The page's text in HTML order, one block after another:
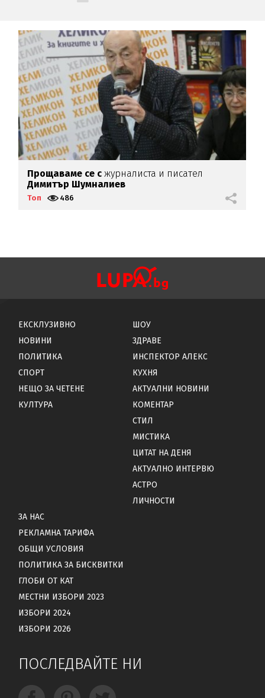
Прощаваме се с журналиста и писател
Димитър Шумналиев
Топ 486
ЕКСКЛУЗИВНО
НОВИНИ
ПОЛИТИКА
СПОРТ
НЕЩО ЗА ЧЕТЕНЕ
КУЛТУРА
ШОУ
ЗДРАВЕ
ИНСПЕКТОР АЛЕКС
КУХНЯ
АКТУАЛНИ НОВИНИ
КОМЕНТАР
СТИЛ
МИСТИКА
ЦИТАТ НА ДЕНЯ
АКТУАЛНО ИНТЕРВЮ
АСТРО
ЛИЧНОСТИ
ЗА НАС
РЕКЛАМНА ТАРИФА
ОБЩИ УСЛОВИЯ
ПОЛИТИКА ЗА БИСКВИТКИ
ГЛОБИ ОТ КАТ
МЕСТНИ ИЗБОРИ 2023
ИЗБОРИ 2024
ИЗБОРИ 2026
ПОСЛЕДВАЙТЕ НИ